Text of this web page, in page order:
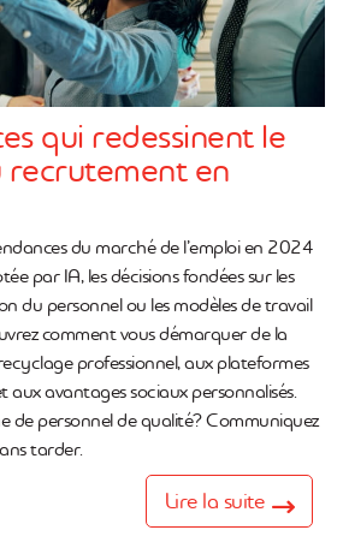
qui redessinent le
en
du marché de l’emploi en 2024
par IA, les décisions fondées sur les
du personnel ou les modèles de travail
comment vous démarquer de la
professionnel, aux plateformes
aux avantages sociaux personnalisés.
de personnel de qualité? Communiquez
tarder.
Lire la suite